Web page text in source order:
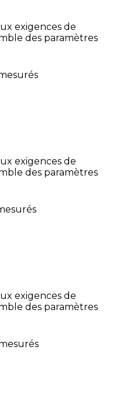
exigences de
des paramètres
exigences de
des paramètres
exigences de
des paramètres